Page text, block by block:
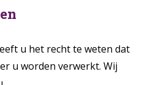
u het recht te weten dat
u worden verwerkt. Wij